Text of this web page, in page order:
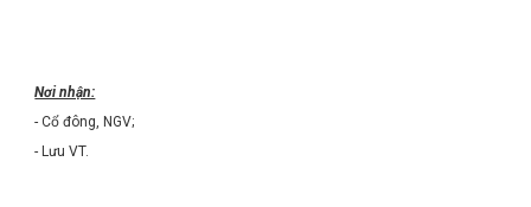
Nơi nhận:
- Cổ đông, NGV;
- Lưu VT.